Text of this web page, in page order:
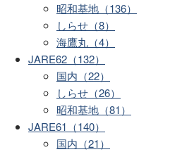
昭和基地（136）
しらせ（8）
海鷹丸（4）
JARE62（132）
国内（22）
しらせ（26）
昭和基地（81）
JARE61（140）
国内（21）